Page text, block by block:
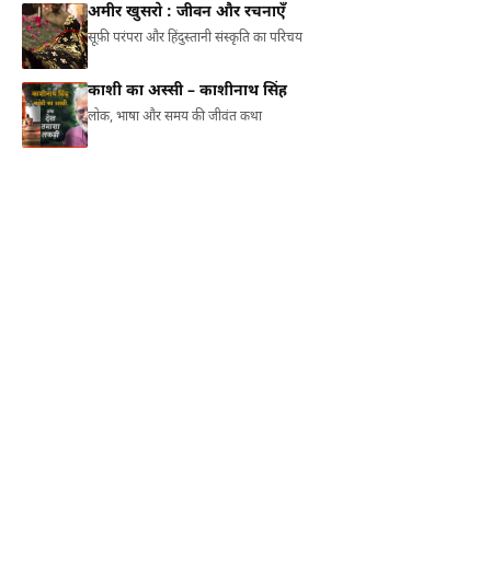
अमीर खुसरो : जीवन और रचनाएँ
सूफ़ी परंपरा और हिंदुस्तानी संस्कृति का परिचय
काशी का अस्सी – काशीनाथ सिंह
लोक, भाषा और समय की जीवंत कथा